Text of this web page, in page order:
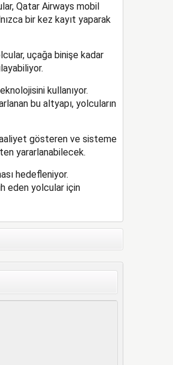
Qatar Airways mobil
bir kez kayıt yaparak
uçağa binişe kadar
kullanıyor.
bu altyapı, yolcuların
gösteren ve sisteme
yararlanabilecek.
hedefleniyor.
eden yolcular için